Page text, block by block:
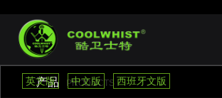
英文版 中文版 西班牙文版
产品 PRODUCTS